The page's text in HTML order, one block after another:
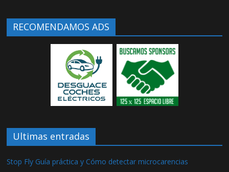
RECOMENDAMOS ADS
Ultimas entradas
Stop Fly Guía práctica y Cómo detectar microcarencias